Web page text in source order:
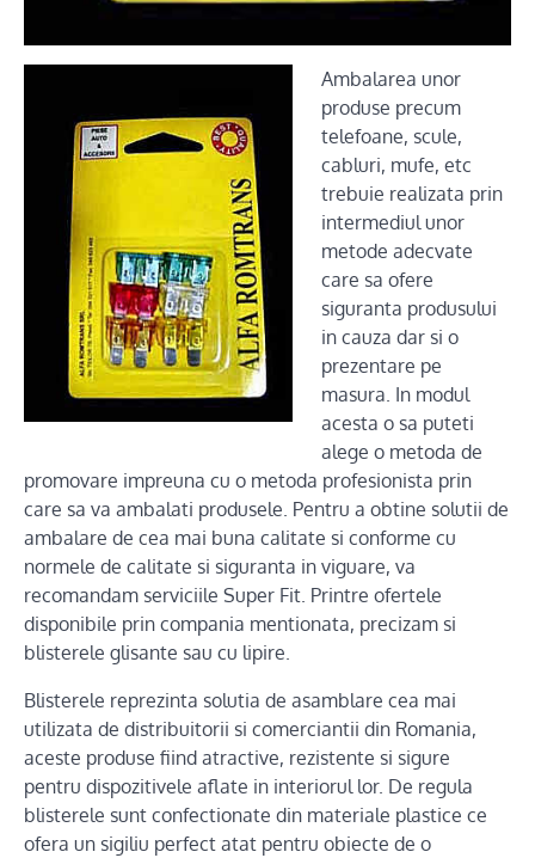
Ambalarea unor
produse precum
telefoane, scule,
cabluri, mufe, etc
trebuie realizata prin
intermediul unor
metode adecvate
care sa ofere
siguranta produsului
in cauza dar si o
prezentare pe
masura. In modul
acesta o sa puteti
alege o metoda de
promovare impreuna cu o metoda profesionista prin
care sa va ambalati produsele. Pentru a obtine solutii de
ambalare de cea mai buna calitate si conforme cu
normele de calitate si siguranta in viguare, va
recomandam serviciile Super Fit. Printre ofertele
disponibile prin compania mentionata, precizam si
blisterele glisante sau cu lipire.
Blisterele reprezinta solutia de asamblare cea mai
utilizata de distribuitorii si comerciantii din Romania,
aceste produse fiind atractive, rezistente si sigure
pentru dispozitivele aflate in interiorul lor. De regula
blisterele sunt confectionate din materiale plastice ce
ofera un sigiliu perfect atat pentru obiecte de o